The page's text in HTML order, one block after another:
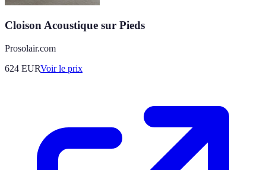
Cloison Acoustique sur Pieds
Prosolair.com
624 EURVoir le prix